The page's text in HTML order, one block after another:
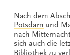
Nach dem
Potsdam und
nach
sich auch die
Bibliothek zu